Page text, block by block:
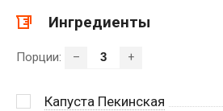
Ингредиенты
Порции: – +
Капуста Пекинская